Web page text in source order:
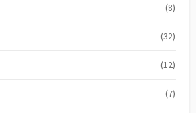
(8)
(32)
(12)
(7)